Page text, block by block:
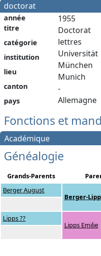
doctorat
année
titre
catégorie
institution
lieu
canton
pays
1955
Doctorat
lettres
Universität
München
Munich
-
Allemagne
Fonctions et
Académique
Généalogie
Grands-Parents
Berger August
Berger-
Lipps ??
Lipps Emilie